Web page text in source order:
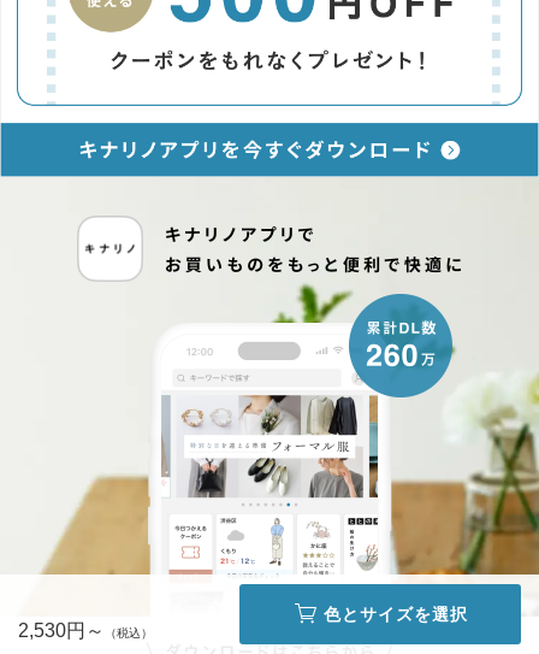
2,530円～
色とサイズを選択